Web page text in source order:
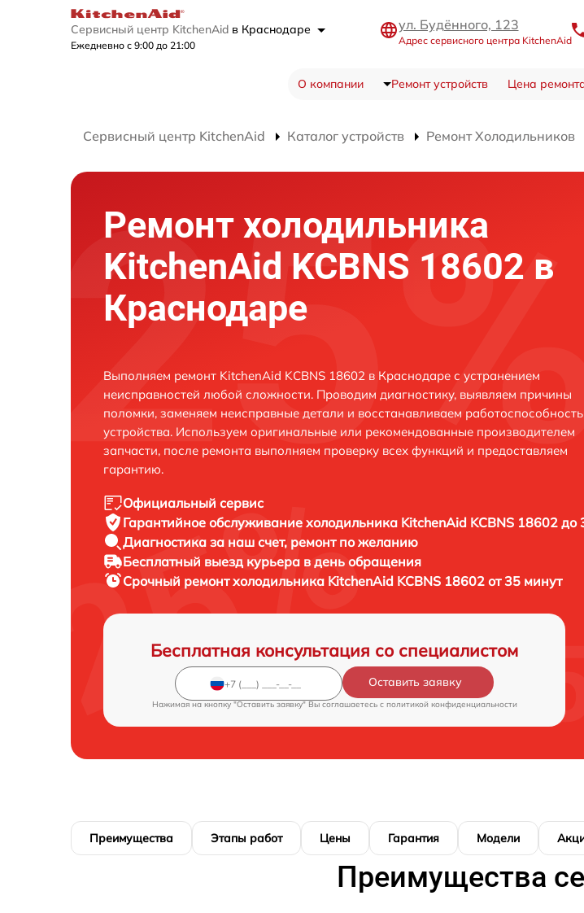
Сервисный центр KitchenAid в Краснодаре
Ежедневно с 9:00 до 21:00
ул. Будённого, 123
Адрес сервисного центра KitchenAid
О компании Ремонт устройств Цена
Сервисный центр KitchenAid Каталог устройств Ремонт Холодильников
Ремонт холодильника
KitchenAid KCBNS 18602 в
Краснодаре
Выполняем ремонт KitchenAid KCBNS 18602 в Краснодаре с устранением
неисправностей любой сложности. Проводим диагностику, выявляем причины
поломки, заменяем неисправные детали и восстанавливаем работоспособность
устройства. Используем оригинальные или рекомендованные производителем
запчасти, после ремонта выполняем проверку всех функций и предоставляем
гарантию.
Официальный сервис
Гарантийное обслуживание холодильника KitchenAid KCBNS 18602 до
Диагностика за наш счет, ремонт по желанию
Бесплатный выезд курьера в день обращения
Срочный ремонтхолодильника KitchenAid KCBNS 18602 от 35 минут
Бесплатная консультация со специалистом
Оставить заявку
Нажимая на кнопку "Оставить заявку" Вы соглашаетесь c политикой конфиденциальности
Преимущества Этапы работ Цены Гарантия Модели
Преимущества